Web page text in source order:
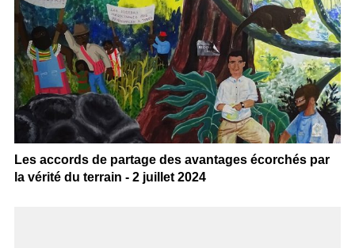
Les accords de partage des avantages écorchés par
la vérité du terrain - 2 juillet 2024